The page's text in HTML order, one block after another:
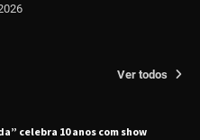
Ver todos
celebra 10 anos com show